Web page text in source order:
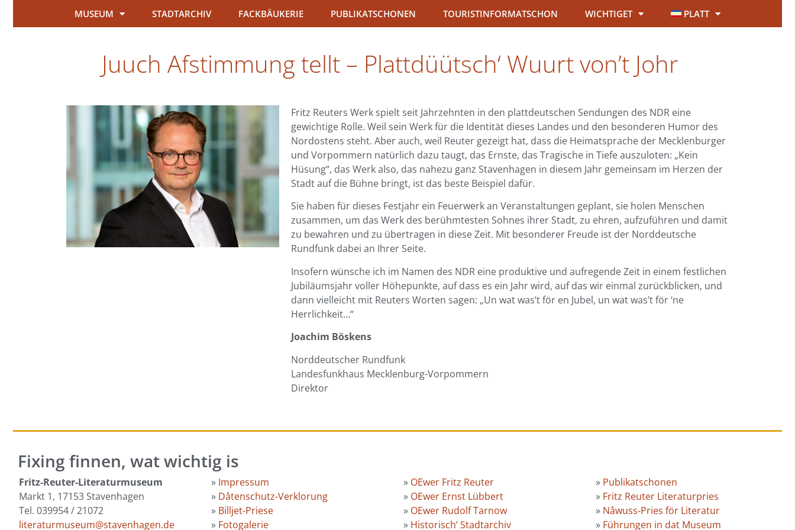
MUSEUM STADTARCHIV FACKBÄUKERIE PUBLIKATSCHONEN TOURISTINFORMATSCHON WICHTIGET PLATT
Juuch Afstimmung tellt – Plattdüütsch‘ Wuurt von’t Johr
Fritz Reuters Werk spielt seit Jahrzehnten in den plattdeutschen Sendungen des NDR eine
gewichtige Rolle. Weil sein Werk für die Identität dieses Landes und den besonderen Humor des
Nordostens steht. Aber auch, weil Reuter gezeigt hat, dass die Heimatsprache der Mecklenburger
und Vorpommern natürlich dazu taugt, das Ernste, das Tragische in Tiefe auszuloten: „Kein
Hüsung“, das Werk also, das nahezu ganz Stavenhagen in diesem Jahr gemeinsam im Herzen der
Stadt auf die Bühne bringt, ist das beste Beispiel dafür.
Sie haben für dieses Festjahr ein Feuerwerk an Veranstaltungen geplant, sie holen Menschen
zusammen, um das Werk des berühmtesten Sohnes ihrer Stadt, zu ehren, aufzuführen und damit
zu bewahren und zu übertragen in diese Zeit. Mit besonderer Freude ist der Norddeutsche
Rundfunk dabei an Ihrer Seite.
Insofern wünsche ich im Namen des NDR eine produktive und aufregende Zeit in einem festlichen
Jubiläumsjahr voller Höhepunkte, auf dass es ein Jahr wird, auf das wir einmal zurückblicken, und
dann vielleicht mit Reuters Worten sagen: „Un wat was’t för en Jubel, un wat was’t för ‘ne
Herrlichkeit…“
Joachim Böskens
Norddeutscher Rundfunk
Landesfunkhaus Mecklenburg-Vorpommern
Direktor
Fixing finnen, wat wichtig is
Fritz-Reuter-Literaturmuseum
Markt 1, 17153 Stavenhagen
Tel. 039954 / 21072
literaturmuseum@stavenhagen.de
» Impressum
» Dåtenschutz-Verklorung
» Billjet-Priese
» Fotogalerie
» OEwer Fritz Reuter
» OEwer Ernst Lübbert
» OEwer Rudolf Tarnow
» Historisch’ Stadtarchiv
» Publikatschonen
» Fritz Reuter Literaturpries
» Nåwuss-Pries för Literatur
» Führungen in dat Museum